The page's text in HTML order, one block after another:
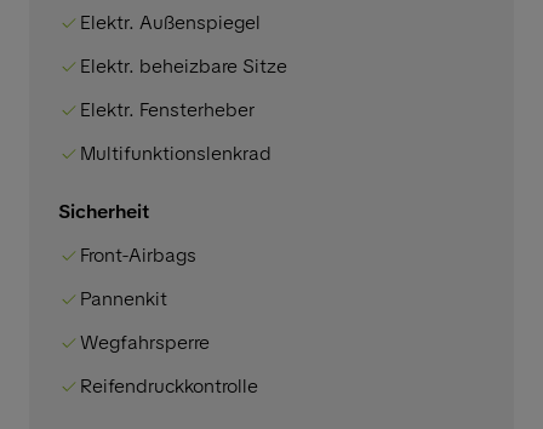
Elektr. Außenspiegel
Elektr. beheizbare Sitze
Elektr. Fensterheber
Multifunktionslenkrad
Sicherheit
Front-Airbags
Pannenkit
Wegfahrsperre
Reifendruckkontrolle